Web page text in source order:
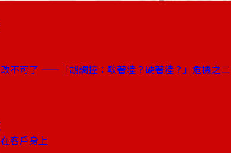
改不可了 ——「胡調控：軟著陸？硬著陸？」危機之二
客戶身上